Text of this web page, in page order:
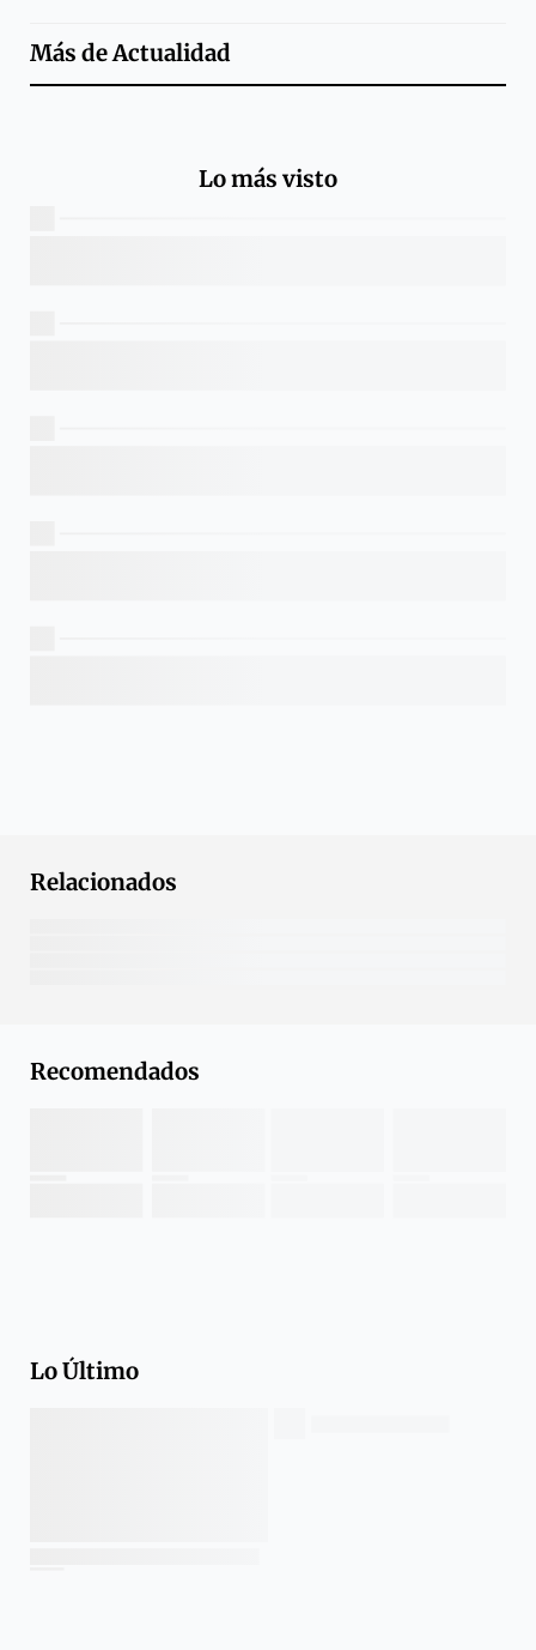
Más deActualidad
Lo más visto
Relacionados
Recomendados
Lo Último